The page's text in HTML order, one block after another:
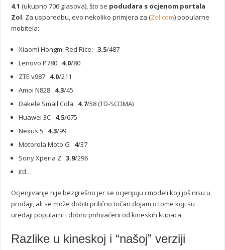
4.1(ukupno 706 glasova), što se podudara s ocjenom portala
Zol. Za usporedbu, evo nekoliko primjera za (Zol.com) popularne
mobitela:
Xiaomi Hongmi Red Rice:3.5/487
Lenovo P780 4.0/80
ZTE v987 4.0/211
Amoi N828 4.3/45
Dakele Small Cola 4.7/58 (TD-SCDMA)
Huawei 3C 4.5/675
Nexus 5 4.3/99
Motorola Moto G 4/37
Sony Xperia Z3.9/296
itd…
Ocjenjivanje nije bezgrešno jer se ocjenjuju i modeli koji još nisu u
prodaji, ali se može dobiti prilično točan dojam o tome koji su
uređaji popularni i dobro prihvaćeni od kineskih kupaca.
Razlike u kineskoj i “našoj” verziji